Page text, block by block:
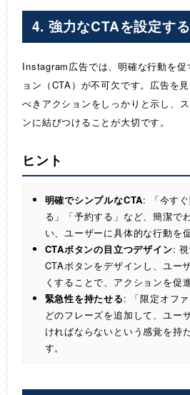
4. 強力なCTAを設定する
Instagram広告では、明確な行動を促
ョン（CTA）が不可欠です。広告を
べきアクションをしっかりと示し、
ンに結びつけることが大切です。
ヒント
明確でシンプルなCTA: 「今す
る」「予約する」など、簡潔で
い、ユーザーに具体的な行動を
CTAボタンの目立つデザイン:
CTAボタンをデザインし、ユー
くすることで、アクションを促
緊急性を持たせる: 「限定オフ
どのフレーズを追加して、ユー
ければならないという感覚を持
す。